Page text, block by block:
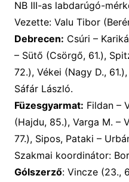
NB III-as labdarúgó-
Vezette: Valu Tibor
Debrecen: Csúri –
– Sütő (Csörgő, 61.),
72.), Vékei (Nagy D.,
Sáfár László.
Füzesgyarmat: Fildan –
(Hajdu, 85.), Varga M. –
77.), Sipos, Pataki –
Szakmai koordinátor:
Gólszerző: Vincze (23.,